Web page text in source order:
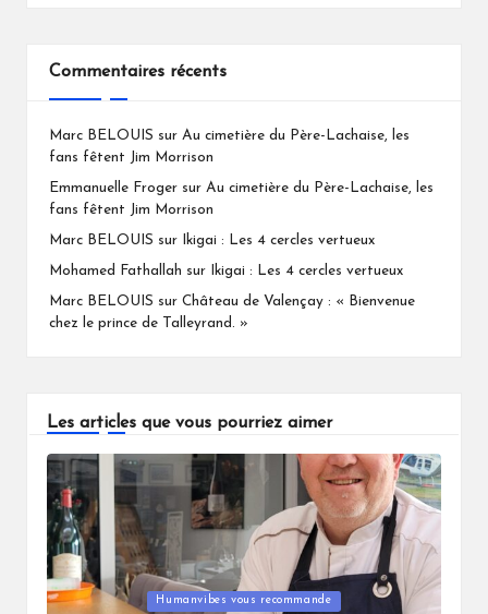
Commentaires récents
Marc BELOUIS sur Au cimetière du Père-Lachaise, les
fans fêtent Jim Morrison
Emmanuelle Froger sur Au cimetière du Père-Lachaise, les
fans fêtent Jim Morrison
Marc BELOUIS sur Ikigai : Les 4 cercles vertueux
Mohamed Fathallah sur Ikigai : Les 4 cercles vertueux
Marc BELOUIS sur Château de Valençay : « Bienvenue
chez le prince de Talleyrand. »
Les articles que vous pourriez aimer
Posted
Humanvibes vous recommande